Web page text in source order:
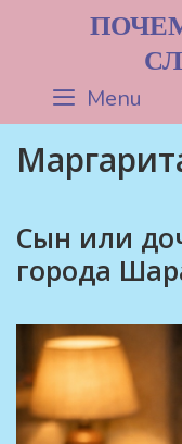
Menu
Сын или
города